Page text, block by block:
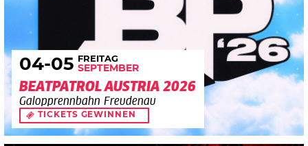
04-05 FREITAG
SEPTEMBER
BEATPATROL AUSTRIA 2026
Galopprennbahn Freudenau
TICKETS GEWINNEN